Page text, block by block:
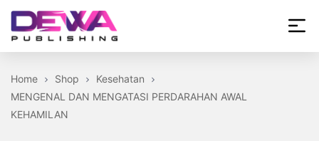
Skip
theDewa
Home
Shop
Kesehatan
MENGENAL DAN MENGATASI PERDARAHAN AWAL
KEHAMILAN